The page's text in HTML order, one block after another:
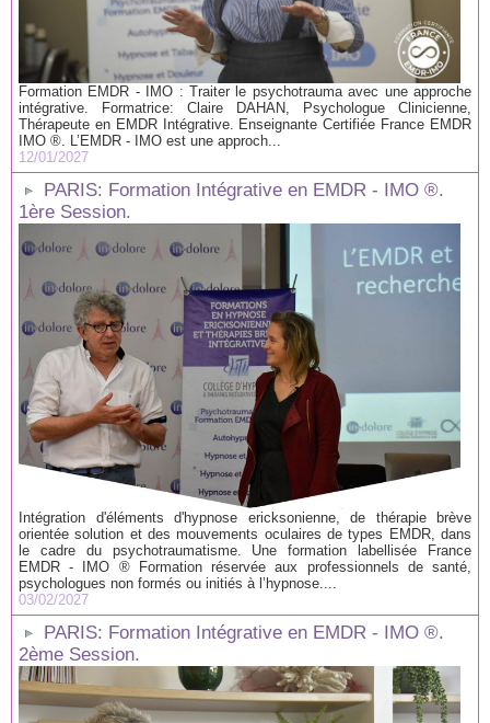
Formation EMDR - IMO : Traiter le psychotrauma avec une approche
intégrative. Formatrice: Claire DAHAN, Psychologue Clinicienne,
Thérapeute en EMDR Intégrative. Enseignante Certifiée France EMDR
IMO ®. L’EMDR - IMO est une approch...
12/01/2027
PARIS: Formation Intégrative en EMDR - IMO ®.
1ère Session.
Intégration d'éléments d'hypnose ericksonienne, de thérapie brève
orientée solution et des mouvements oculaires de types EMDR, dans
le cadre du psychotraumatisme. Une formation labellisée France
EMDR - IMO ® Formation réservée aux professionnels de santé,
psychologues non formés ou initiés à l’hypnose....
03/02/2027
PARIS: Formation Intégrative en EMDR - IMO ®.
2ème Session.